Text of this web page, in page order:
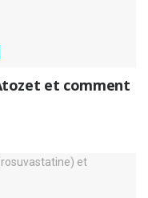
et comment